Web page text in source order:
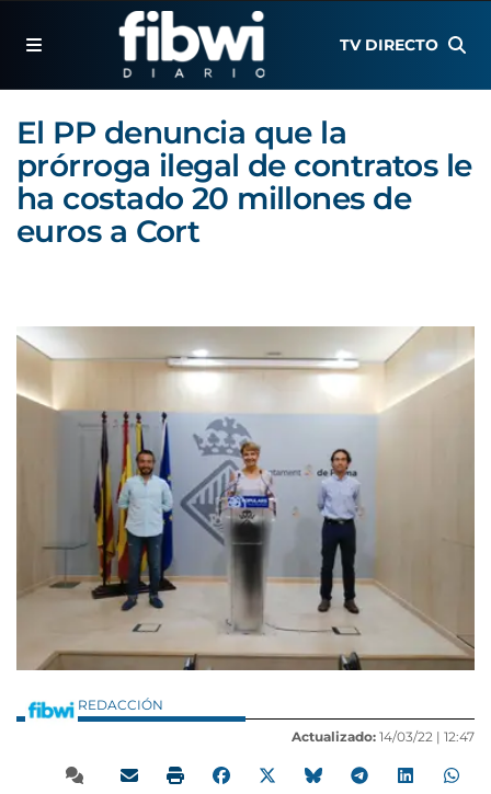
TV DIRECTO
El PP denuncia que la
prórroga ilegal de contratos le
ha costado 20 millones de
euros a Cort
REDACCIÓN
Actualizado: 14/03/22 | 12:47